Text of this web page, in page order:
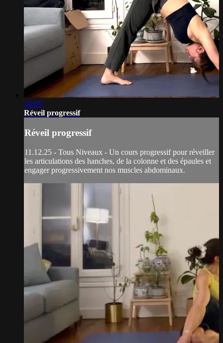
34:05
Réveil progressif
Réveil progressif
11.12.25 - Tous Niveaux - Un cours progressif pour réveiller
les articulations des hanches, de la colonne et des épaules et
engager progressivement nos muscles abdominaux.